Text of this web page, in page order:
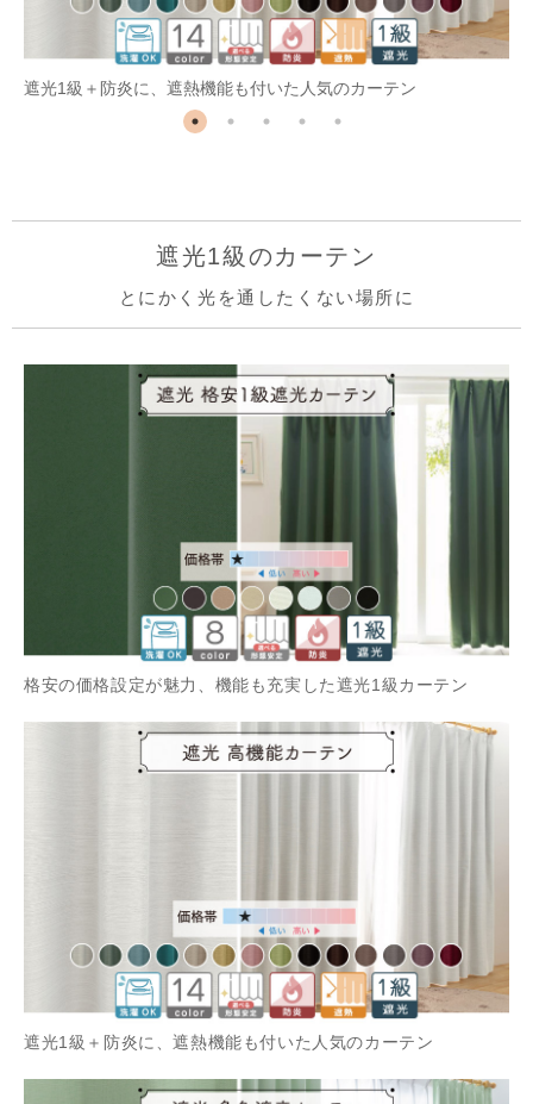
遮光1級＋防炎に、遮熱機能も付いた人気のカーテン
遮光1級のカーテン
とにかく光を通したくない場所に
格安の価格設定が魅力、機能も充実した遮光1級カーテン
遮光1級＋防炎に、遮熱機能も付いた人気のカーテン